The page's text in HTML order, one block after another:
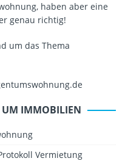
haben aber eine
genau richtig!
um das Thema
UM IMMOBILIEN
Vermietung